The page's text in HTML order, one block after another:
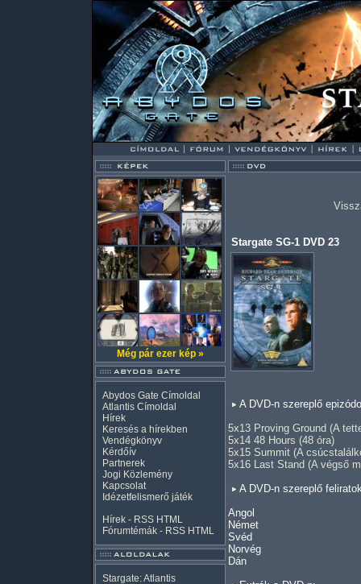
Még pár ezer kép »
Abydos Gate Címoldal
Atlantis Címoldal
Hírek
Keresés a hírekben
Vendégkönyv
Kérdőív
Partnerek
Jogi Közlemény
Kapcsolat
Idézetfelismerő játék
Hírek - RSS HTML
Fórumtémák - RSS HTML
Stargate: Atlantis
Stargate SG-1 DVD 23
A DVD-n szereplő
5x13 Proving Ground (A
5x14 48 Hours (48 óra)
5x15 Summit (A
5x16 Last Stand (A végső
A DVD-n szereplő
Angol
Német
Svéd
Norvég
Dán